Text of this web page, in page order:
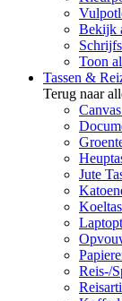
Bekijk
Toon
Tassen &
Terug naar
Jute
Reis-/